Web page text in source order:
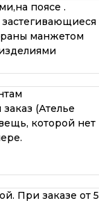
поясе .
манжетом
(Ателье
которой нет
При заказе от 5